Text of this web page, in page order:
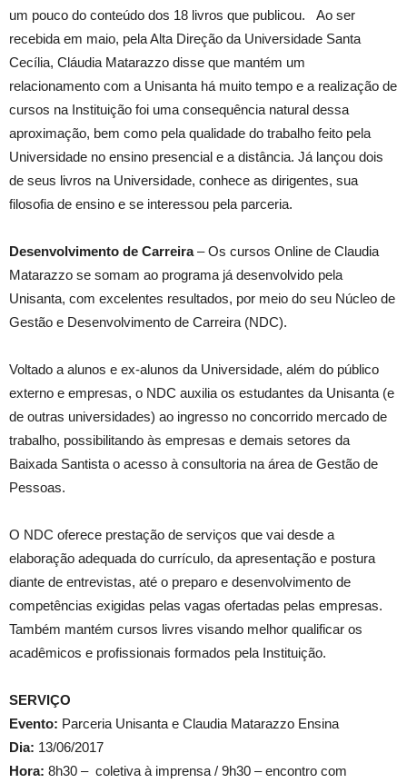
um pouco do conteúdo dos 18 livros que publicou. Ao ser
recebida em maio, pela Alta Direção da Universidade Santa
Cecília, Cláudia Matarazzo disse que mantém um
relacionamento com a Unisanta há muito tempo e a realização de
cursos na Instituição foi uma consequência natural dessa
aproximação, bem como pela qualidade do trabalho feito pela
Universidade no ensino presencial e a distância. Já lançou dois
de seus livros na Universidade, conhece as dirigentes, sua
filosofia de ensino e se interessou pela parceria.
Desenvolvimento de Carreira– Os cursos Online de Claudia
Matarazzo se somam ao programa já desenvolvido pela
Unisanta, com excelentes resultados, por meio do seu Núcleo de
Gestão e Desenvolvimento de Carreira (NDC).
Voltado a alunos e ex-alunos da Universidade, além do público
externo e empresas, o NDC auxilia os estudantes da Unisanta (e
de outras universidades) ao ingresso no concorrido mercado de
trabalho, possibilitando às empresas e demais setores da
Baixada Santista o acesso à consultoria na área de Gestão de
Pessoas.
O NDC oferece prestação de serviços que vai desde a
elaboração adequada do currículo, da apresentação e postura
diante de entrevistas, até o preparo e desenvolvimento de
competências exigidas pelas vagas ofertadas pelas empresas.
Também mantém cursos livres visando melhor qualificar os
acadêmicos e profissionais formados pela Instituição.
SERVIÇO
Evento: Parceria Unisanta e Claudia Matarazzo Ensina
Dia: 13/06/2017
Hora: 8h30 – coletiva à imprensa / 9h30 – encontro com